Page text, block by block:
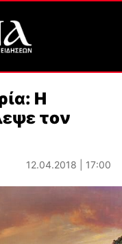
Η
τον
12.04.2018 | 17:00